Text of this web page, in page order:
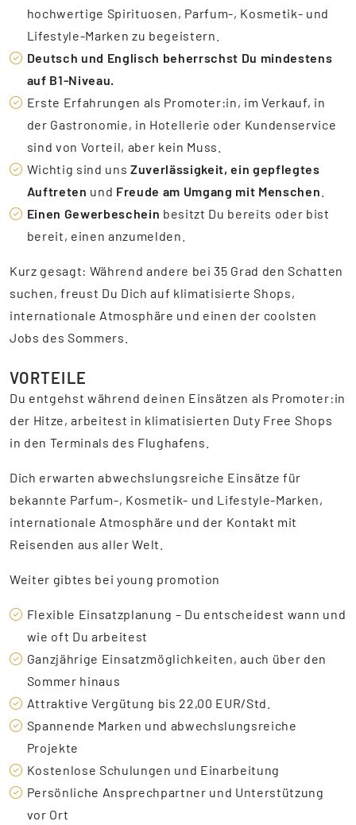
hochwertige Spirituosen, Parfum-, Kosmetik- und
Lifestyle-Marken zu begeistern.
Deutsch und Englisch beherrschst Du mindestens
auf B1-Niveau.
Erste Erfahrungen als Promoter:in, im Verkauf, in
der Gastronomie, in Hotellerie oder Kundenservice
sind von Vorteil, aber kein Muss.
Wichtig sind unsZuverlässigkeit, ein gepflegtes
Auftreten und Freude am Umgang mit Menschen
Einen Gewerbeschein besitzt Du bereits oder bist
bereit, einen anzumelden.
Kurz gesagt: Während andere bei 35 Grad den Schatten
suchen, freust Du Dich auf klimatisierte Shops,
internationale Atmosphäre und einen der coolsten
Jobs des Sommers.
VORTEILE
Du entgehst während deinen Einsätzen als Promoter:in
der Hitze, arbeitest in klimatisierten Duty Free Shops
in den Terminals des Flughafens.
Dich erwarten abwechslungsreiche Einsätze für
bekannte Parfum-, Kosmetik- und Lifestyle-Marken,
internationale Atmosphäre und der Kontakt mit
Reisenden aus aller Welt.
Weiter gibtes bei young promotion
Flexible Einsatzplanung – Du entscheidest wann und
wie oft Du arbeitest
Ganzjährige Einsatzmöglichkeiten, auch über den
Sommer hinaus
Attraktive Vergütung bis 22,00 EUR/Std.
Spannende Marken und abwechslungsreiche
Projekte
Kostenlose Schulungen und Einarbeitung
Persönliche Ansprechpartner und Unterstützung
vor Ort